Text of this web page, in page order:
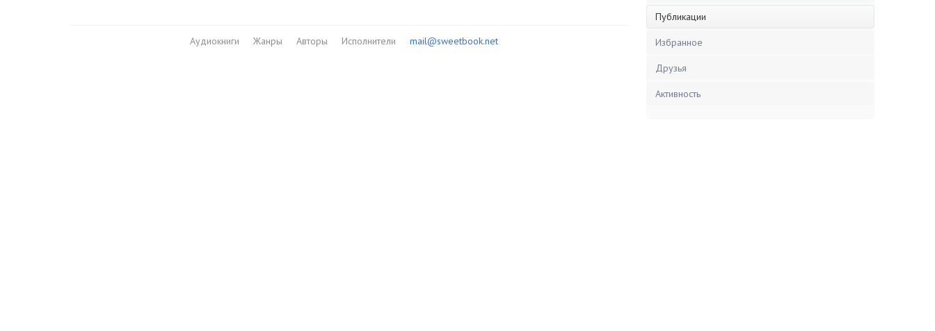
Аудиокниги Жанры Авторы Исполнители mail@sweetbook.net
Публикации
Избранное
Друзья
Активность